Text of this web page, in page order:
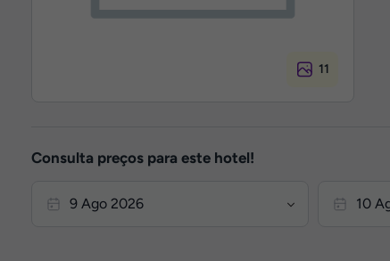
11
Consulta preços para este hotel!